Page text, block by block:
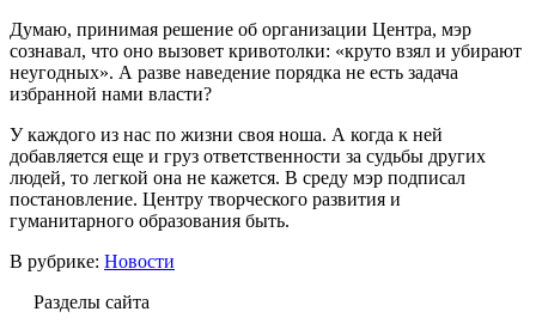
Думаю, принимая решение об организации Центра, мэр
сознавал, что оно вызовет кривотолки: «круто взял и убирают
неугодных». А разве наведение порядка не есть задача
избранной нами власти?
У каждого из нас по жизни своя ноша. А когда к ней
добавляется еще и груз ответственности за судьбы других
людей, то легкой она не кажется. В среду мэр подписал
постановление. Центру творческого развития и
гуманитарного образования быть.
В рубрике: Новости
Разделы сайта